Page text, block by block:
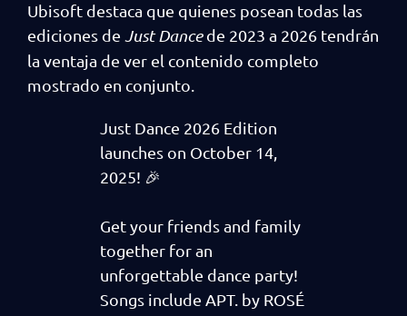
Ubisoft destaca que quienes posean todas las
ediciones de Just Dancede 2023 a 2026 tendrán
la ventaja de ver el contenido completo
mostrado en conjunto.
Just Dance 2026 Edition
launches on October 14,
2025! 🎉
Get your friends and family
together for an
unforgettable dance party!
Songs include APT. by ROSÉ